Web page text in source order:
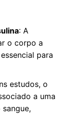
: A
o corpo a
para
estudos, o
a uma